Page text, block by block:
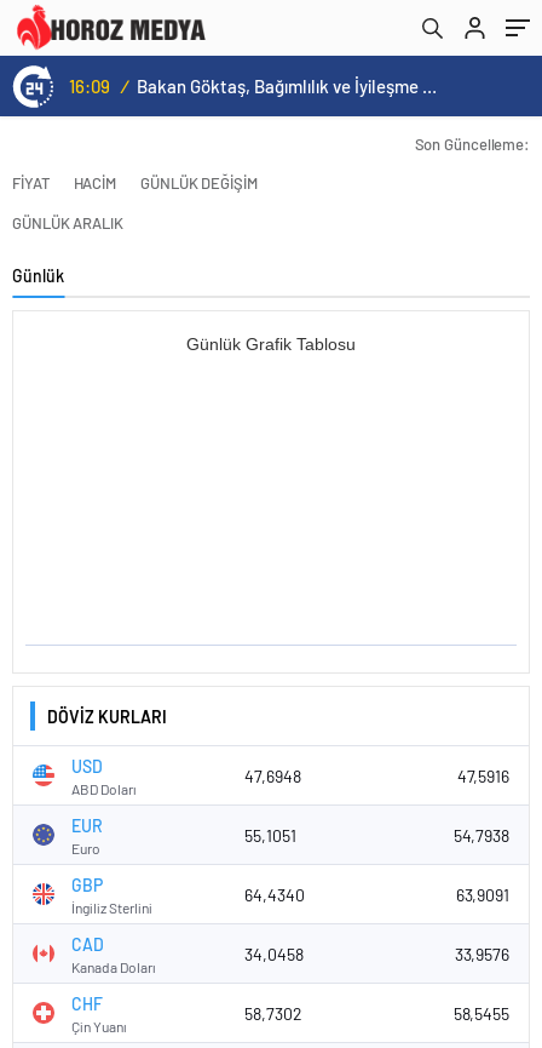
16:09 / Bakan Göktaş, Bağımlılık ve İyileşme Konulu Kadın Forumu’nda konuştu:
Son Güncelleme:
FİYAT
HACİM GÜNLÜK DEĞİŞİM
GÜNLÜK ARALIK
Günlük
Günlük Grafik Tablosu
DÖVİZ KURLARI
USD
ABD Doları
47,6948 47,5916
EUR
Euro
55,1051 54,7938
GBP
İngiliz Sterlini
64,4340 63,9091
CAD
Kanada Doları
34,0458 33,9576
CHF
Çin Yuanı
58,7302 58,5455